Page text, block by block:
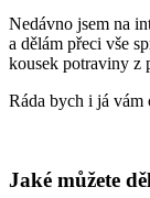
Nedávno jsem na
a dělám přeci vše
kousek potraviny z
Ráda bych i já vám
Jaké můžete